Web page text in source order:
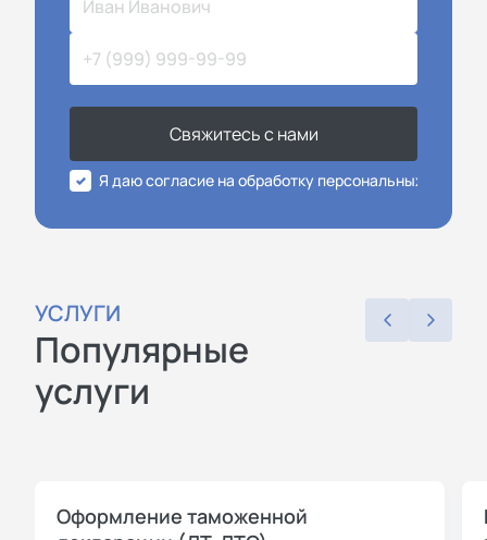
Свяжитесь с нами
Я даю согласие на обработку персональных
УСЛУГИ
Популярные
услуги
Оформление таможенной